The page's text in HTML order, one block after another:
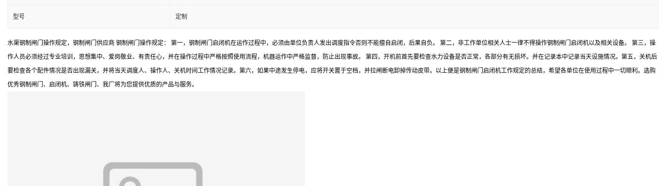
型号 定制
水渠钢制闸门操作规定，钢制闸门供应商 钢制闸门操作规定： 第一，钢制闸门启闭机在运作过程中，必须由单位负责人发出调度指令否则不能擅自启闭，后果自负。 第二，非工作单位相关人士一律不得操作钢制闸门启闭机以及相关设备。 第三，操
作人员必须经过专业培训，思想集中、爱岗敬业、有责任心，并在操作过程中严格按照使用流程，机器运作中严格监督，防止出现事故。 第四，开机前首先要检查水力设备是否正常，各部分有无损坏。并在记录本中记录当天设施情况。第五，关机后
要检查各个配件情况是否出现漏关，并将当天调度人、操作人、关机时间工作情况记录。第六，如果中途发生停电，应将开关置于空档，并拉闸断电卸掉传动皮带。以上便是钢制闸门启闭机工作规定的总结，希望各单位在使用过程中一切顺利。选购
优秀钢制闸门、启闭机、铸铁闸门、我厂将为您提供优质的产品与服务。